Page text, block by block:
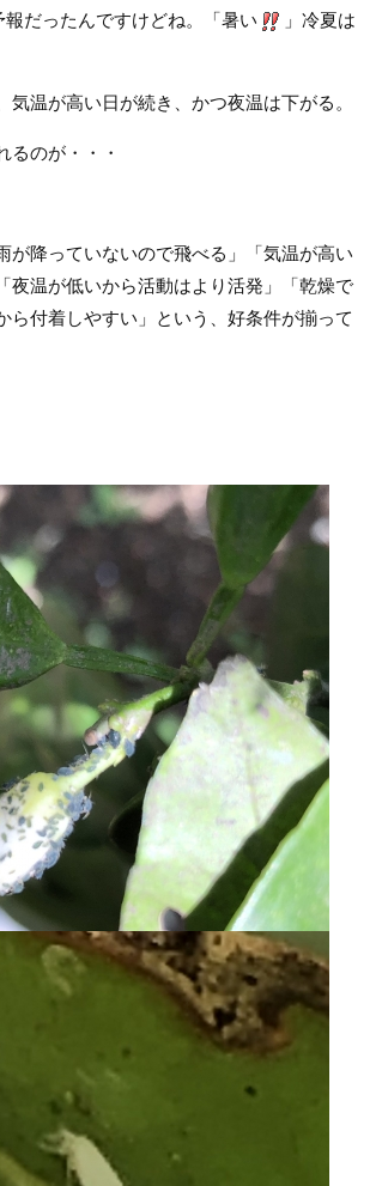
だったんですけどね。「暑い
」冷夏は
気温が高い日が続き、かつ夜温は下がる。
るのが・・・
が降っていないので飛べる」「気温が高い
夜温が低いから活動はより活発」「乾燥で
ら付着しやすい」という、好条件が揃って